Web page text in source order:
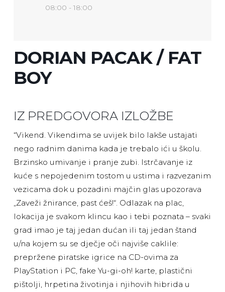
08:00 - 18:00
DORIAN PACAK / FAT
BOY
IZ PREDGOVORA IZLOŽBE
“Vikend. Vikendima se uvijek bilo lakše ustajati
nego radnim danima kada je trebalo ići u školu.
Brzinsko umivanje i pranje zubi. Istrčavanje iz
kuće s nepojedenim tostom u ustima i razvezanim
vezicama dok u pozadini majčin glas upozorava
„Zaveži žnirance, past ćeš!“. Odlazak na plac,
lokacija je svakom klincu kao i tebi poznata – svaki
grad imao je taj jedan dućan ili taj jedan štand
u/na kojem su se dječje oči najviše caklile:
prepržene piratske igrice na CD-ovima za
PlayStation i PC, fake Yu-gi-oh! karte, plastični
pištolji, hrpetina životinja i njihovih hibrida u